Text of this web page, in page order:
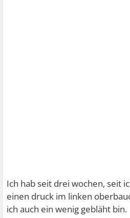
Ich hab seit drei wochen, seit
einen druck im linken
ich auch ein wenig gebläht bin.